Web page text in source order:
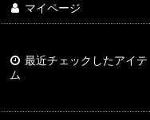
マイページ
最近チェックしたアイテ
ム